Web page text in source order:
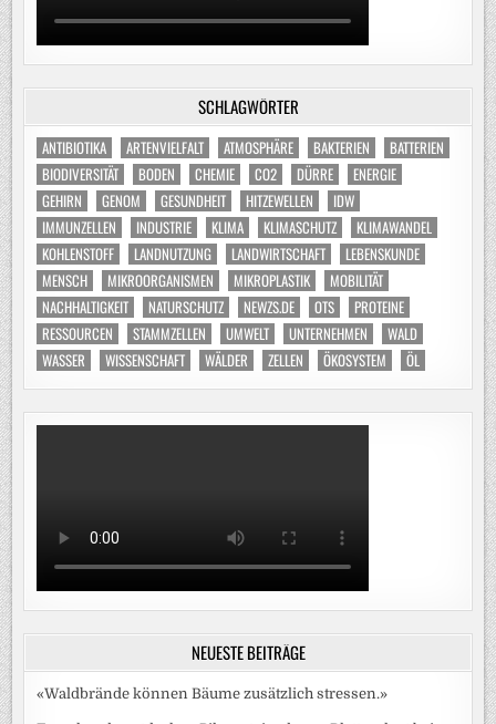
SCHLAGWÖRTER
ANTIBIOTIKA ARTENVIELFALT ATMOSPHÄRE BAKTERIEN
BATTERIEN
BIODIVERSITÄT
BODEN CHEMIE CO2 DÜRRE
ENERGIE
GEHIRN
GENOM GESUNDHEIT HITZEWELLEN
IDW
IMMUNZELLEN
INDUSTRIE KLIMA KLIMASCHUTZ
KLIMAWANDEL
KOHLENSTOFF
LANDNUTZUNG LANDWIRTSCHAFT
LEBENSKUNDE
MENSCH
MIKROORGANISMEN MIKROPLASTIK
MOBILITÄT
NACHHALTIGKEIT
NATURSCHUTZ NEWZS.DE OTS
PROTEINE
RESSOURCEN
STAMMZELLEN UMWELT UNTERNEHMEN
WALD
WASSER
WISSENSCHAFT WÄLDER ZELLEN ÖKOSYSTEM ÖL
NEUESTE BEITRÄGE
«Waldbrände können Bäume zusätzlich stressen.»